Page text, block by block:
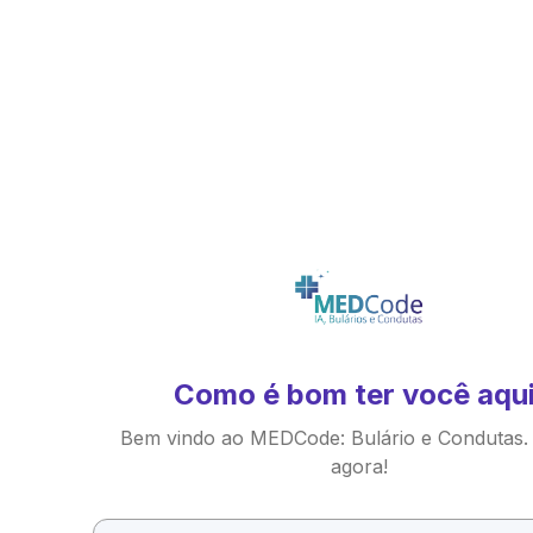
Como é bom ter você
Bem vindo ao MEDCode: Bulário e Condutas.
agora!